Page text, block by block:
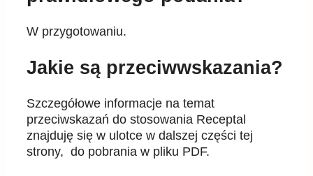
W przygotowaniu.
Jakie są przeciwwskazania?
Szczegółowe informacje na temat
przeciwskazań do stosowania Receptal
znajduję się w ulotce w dalszej części tej
strony, do pobrania w pliku PDF.